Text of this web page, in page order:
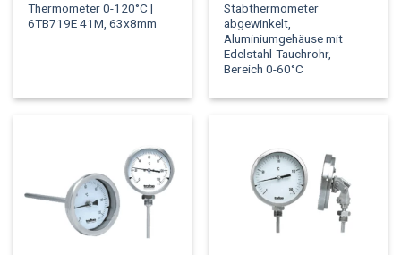
Thermometer 0-120°C |
6TB719E 41M, 63x8mm
Stabthermometer
abgewinkelt,
Aluminiumgehäuse mit
Edelstahl-Tauchrohr,
Bereich 0-60°C